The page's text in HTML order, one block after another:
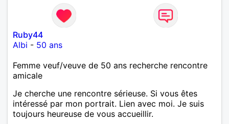
Ruby44
Albi - 50 ans
Femme veuf/veuve de 50 ans recherche rencontre
amicale
Je cherche une rencontre sérieuse. Si vous êtes
intéressé par mon portrait. Lien avec moi. Je suis
toujours heureuse de vous accueillir.